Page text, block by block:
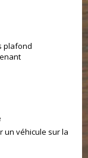
plafond
un véhicule sur la